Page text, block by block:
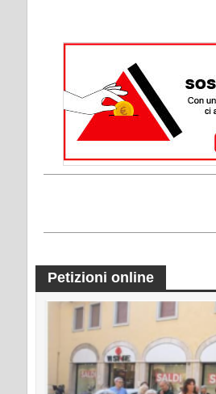
Petizioni online